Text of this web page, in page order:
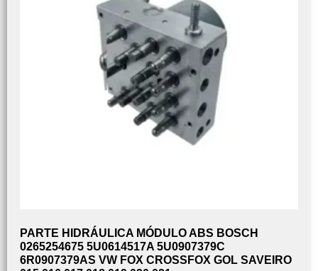
PARTE HIDRÁULICA MÓDULO ABS BOSCH
0265254675 5U0614517A 5U0907379C
6R0907379AS VW FOX CROSSFOX GOL SAVEIRO